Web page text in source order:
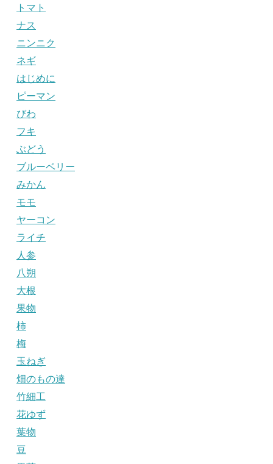
トマト
ナス
ニンニク
ネギ
はじめに
ピーマン
びわ
フキ
ぶどう
ブルーベリー
みかん
モモ
ヤーコン
ライチ
人参
八朔
大根
果物
柿
梅
玉ねぎ
畑のもの達
竹細工
花ゆず
葉物
豆